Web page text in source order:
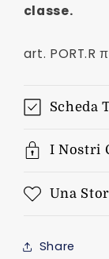
classe.
art. PORT.R π
Scheda
I Nostri
Una
Share